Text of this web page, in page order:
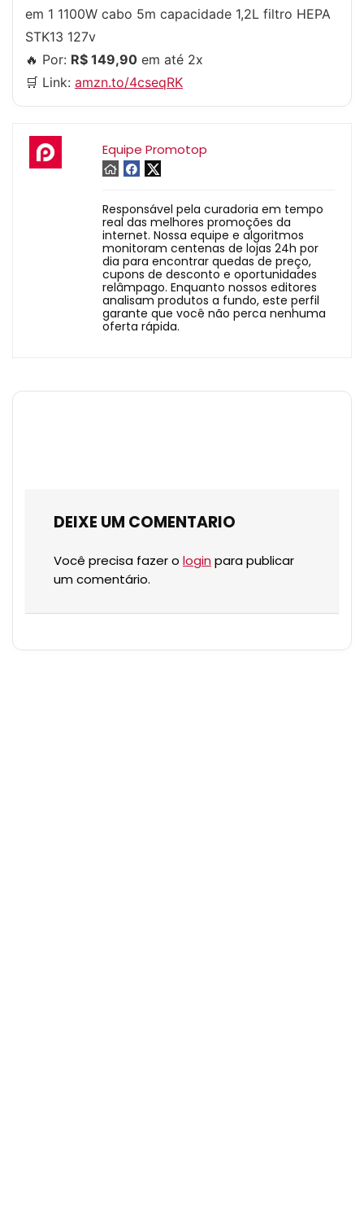
em 1 1100W cabo 5m capacidade 1,2L filtro HEPA
STK13 127v
🔥 Por: R$ 149,90 em até 2x
🛒 Link: amzn.to/4cseqRK
Equipe Promotop
Responsável pela curadoria em tempo
real das melhores promoções da
internet. Nossa equipe e algoritmos
monitoram centenas de lojas 24h por
dia para encontrar quedas de preço,
cupons de desconto e oportunidades
relâmpago. Enquanto nossos editores
analisam produtos a fundo, este perfil
garante que você não perca nenhuma
oferta rápida.
DEIXE UM COMENTARIO
Você precisa fazer o login para publicar
um comentário.